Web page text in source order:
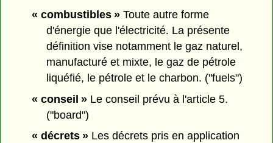
« combustibles »Toute autre forme
d'énergie que l'électricité. La présente
définition vise notamment le gaz naturel,
manufacturé et mixte, le gaz de pétrole
liquéfié, le pétrole et le charbon. ("fuels")
« conseil »Le conseil prévu à l'article 5.
("board")
« décrets »Les décrets pris en application